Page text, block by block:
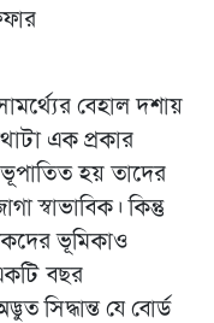
বেহাল দশায়
এক প্রকার
হয় তাদের
স্বাভাবিক। কিন্তু
ভূমিকাও
বছর
সিদ্ধান্ত যে বোর্ড